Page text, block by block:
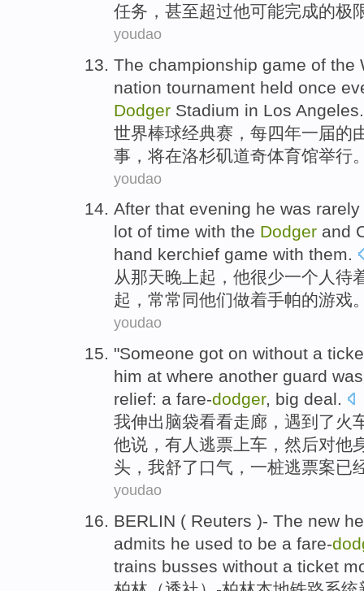
任务 ， 甚至超过他可能完成的极
youdao
The championship game of the
nation tournament held once
Dodger Stadium in Los Angeles
世界棒球经典赛 ， 每四年一届的
事 ，将在洛杉矶道奇体育馆举行
youdao
After that evening he was rarely
lot of time with the Dodger and
hand kerchief game with them.
从那天晚上起 ， 他很少一个 人待
起， 常常 同他们做着手帕的游戏
youdao
"Someone got on without a
him at where another guard was
relief: a fare-dodger, big deal.
我伸出脑袋看看走廊，遇到了火
他说 ， 有人 逃票上车，然后对他
头 ，我舒了 口气 ， 一桩逃票案已
youdao
BERLIN ( Reuters )- The new
admits he used to be a fare-
trains busses without a ticket